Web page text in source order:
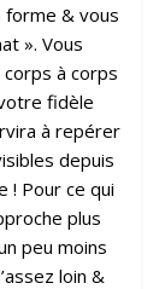
forme & vous
». Vous
corps à corps
fidèle
à repérer
depuis
! Pour ce qui
plus
peu moins
loin &